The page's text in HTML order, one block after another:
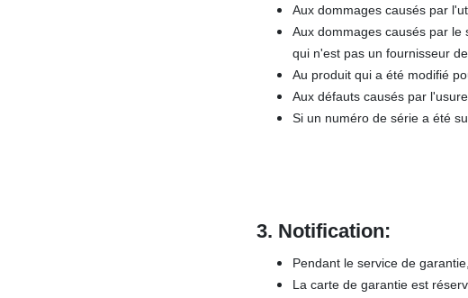
Aux dommages causés par
Aux dommages causés par
qui n'est pas un fournisseur
Au produit qui a été modifié
Aux défauts causés par
Si un numéro de série a été
3. Notification:
Pendant le service de
La carte de garantie est